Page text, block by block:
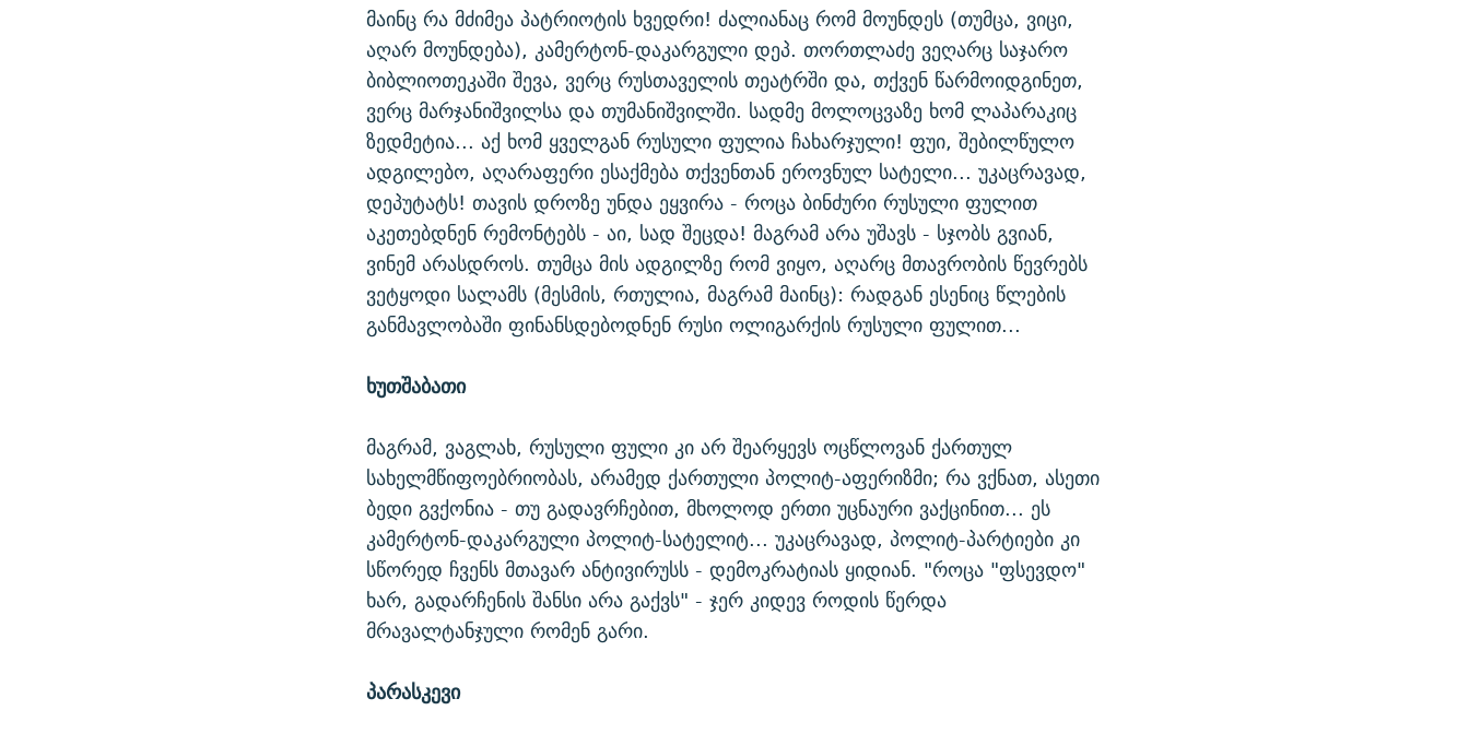
მაინც რა მძიმეა პატრიოტის ხვედრი! ძალიანაც რომ მოუნდეს (თუმცა, ვიცი,
აღარ მოუნდება), კამერტონ-დაკარგული დეპ. თორთლაძე ვეღარც საჯარო
ბიბლიოთეკაში შევა, ვერც რუსთაველის თეატრში და, თქვენ წარმოიდგინეთ,
ვერც მარჯანიშვილსა და თუმანიშვილში. სადმე მოლოცვაზე ხომ ლაპარაკიც
ზედმეტია... აქ ხომ ყველგან რუსული ფულია ჩახარჯული! ფუი, შებილწულო
ადგილებო, აღარაფერი ესაქმება თქვენთან ეროვნულ სატელი... უკაცრავად,
დეპუტატს! თავის დროზე უნდა ეყვირა - როცა ბინძური რუსული ფულით
აკეთებდნენ რემონტებს - აი, სად შეცდა! მაგრამ არა უშავს - სჯობს გვიან,
ვინემ არასდროს. თუმცა მის ადგილზე რომ ვიყო, აღარც მთავრობის წევრებს
ვეტყოდი სალამს (მესმის, რთულია, მაგრამ მაინც): რადგან ესენიც წლების
განმავლობაში ფინანსდებოდნენ რუსი ოლიგარქის რუსული ფულით...
ხუთშაბათი
მაგრამ, ვაგლახ, რუსული ფული კი არ შეარყევს ოცწლოვან ქართულ
სახელმწიფოებრიობას, არამედ ქართული პოლიტ-აფერიზმი; რა ვქნათ, ასეთი
ბედი გვქონია - თუ გადავრჩებით, მხოლოდ ერთი უცნაური ვაქცინით... ეს
კამერტონ-დაკარგული პოლიტ-სატელიტ... უკაცრავად, პოლიტ-პარტიები კი
სწორედ ჩვენს მთავარ ანტივირუსს - დემოკრატიას ყიდიან. "როცა "ფსევდო"
ხარ, გადარჩენის შანსი არა გაქვს" - ჯერ კიდევ როდის წერდა
მრავალტანჯული რომენ გარი.
პარასკევი